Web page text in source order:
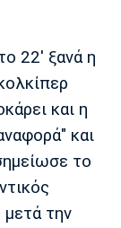
22' ξανά η
και η
και
το
μετά την